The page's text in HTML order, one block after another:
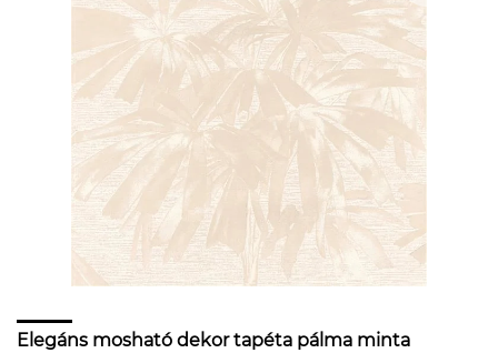
Elegáns mosható dekor tapéta pálma minta